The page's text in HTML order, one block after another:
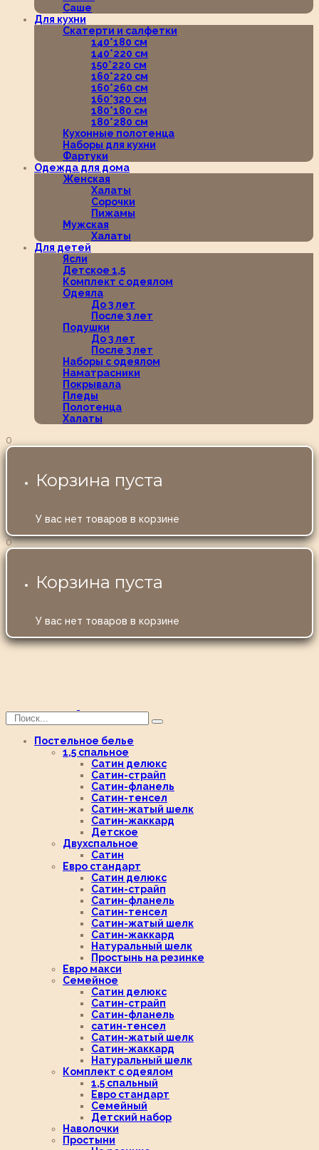
Саше
Для кухни
Скатерти и салфетки
140*180 см
140*220 см
150*220 см
160*220 см
160*260 см
160*320 см
180*180 см
180*280 см
Кухонные полотенца
Наборы для кухни
Фартуки
Одежда для дома
Женская
Халаты
Сорочки
Пижамы
Мужская
Халаты
Для детей
Ясли
Детское 1,5
Комплект с одеялом
Одеяла
До 3 лет
После 3 лет
Подушки
До 3 лет
После 3 лет
Наборы с одеялом
Наматрасники
Покрывала
Пледы
Полотенца
Халаты
0
Корзина пуста
У вас нет товаров в корзине
0
Корзина пуста
У вас нет товаров в корзине
Постельное белье
1,5 спальное
Сатин делюкс
Сатин-страйп
Сатин-фланель
Сатин-тенсел
Сатин-жатый шелк
Сатин-жаккард
Детское
Двухспальное
Сатин
Евро стандарт
Сатин делюкс
Сатин-страйп
Сатин-фланель
Сатин-тенсел
Сатин-жатый шелк
Сатин-жаккард
Натуральный шелк
Простынь на резинке
Евро макси
Семейное
Сатин делюкс
Сатин-страйп
Сатин-фланель
сатин-тенсел
Сатин-жатый шелк
Сатин-жаккард
Натуральный шелк
Комплект с одеялом
1,5 спальный
Евро стандарт
Семейный
Детский набор
Наволочки
Простыни